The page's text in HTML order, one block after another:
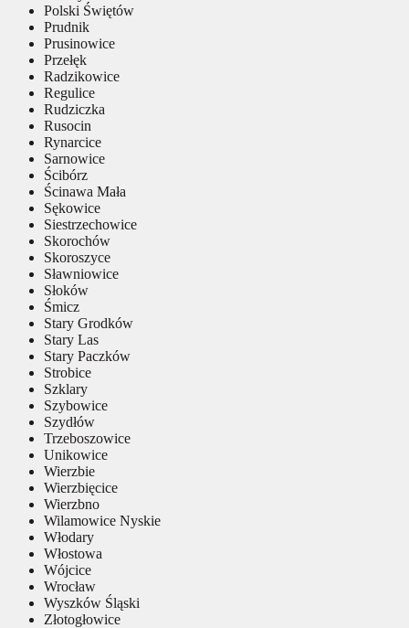
Polski Świętów
Prudnik
Prusinowice
Przełęk
Radzikowice
Regulice
Rudziczka
Rusocin
Rynarcice
Sarnowice
Ścibórz
Ścinawa Mała
Sękowice
Siestrzechowice
Skorochów
Skoroszyce
Sławniowice
Słoków
Śmicz
Stary Grodków
Stary Las
Stary Paczków
Strobice
Szklary
Szybowice
Szydłów
Trzeboszowice
Unikowice
Wierzbie
Wierzbięcice
Wierzbno
Wilamowice Nyskie
Włodary
Włostowa
Wójcice
Wrocław
Wyszków Śląski
Złotogłowice